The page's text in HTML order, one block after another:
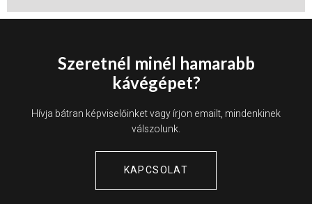
Szeretnél minél hamarabb
kávégépet?
Hívja bátran képviselőinket vagy írjon emailt, mindenkinek
válszolunk.
KAPCSOLAT